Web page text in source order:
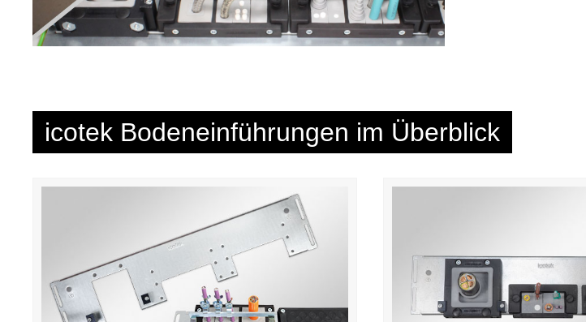
icotek Bodeneinführungen im Überblick